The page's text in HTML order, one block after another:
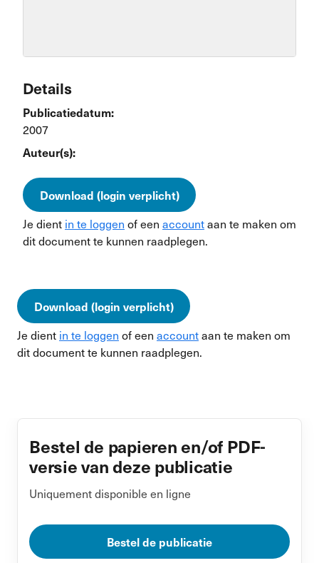
Details
Publicatiedatum:
2007
Auteur(s):
Download (login verplicht)
Je dient in te loggen of een accountaan te maken om
dit document te kunnen raadplegen.
Download (login verplicht)
Je dient in te loggen of een accountaan te maken om
dit document te kunnen raadplegen.
Bestel de papieren en/of PDF-
versie van deze publicatie
Uniquement disponible en ligne
Bestel de publicatie